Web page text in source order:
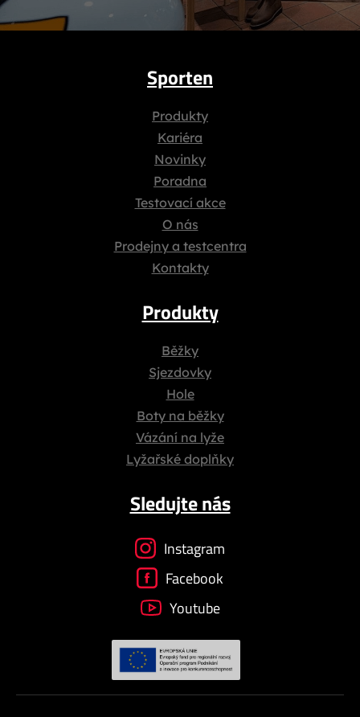
Sporten
Produkty
Kariéra
Novinky
Poradna
Testovací akce
O nás
Prodejny a testcentra
Kontakty
Produkty
Běžky
Sjezdovky
Hole
Boty na běžky
Vázání na lyže
Lyžařské doplňky
Sledujte nás
Instagram
Facebook
Youtube